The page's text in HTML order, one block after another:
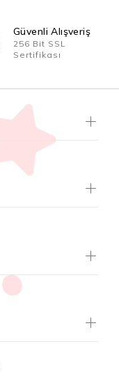
Güvenli Alışveriş
256 Bit SSL
Sertifikası